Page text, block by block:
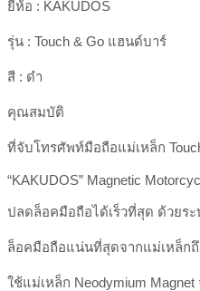
ยี่ห้อ : KAKUDOS
รุ่น : Touch & Go แฮนด์บาร์
สี : ดำ
คุณสมบัติ
ที่จับโทรศัพท์มือถือแม่เหล็ก
“KAKUDOS” Magnetic
ปลดล็อคมือถือได้เร็วที่สุด ด้วยร
ล็อคมือถือแน่นที่สุดจากแม่เหล็กถึ
ใช้แม่เหล็ก Neodymium